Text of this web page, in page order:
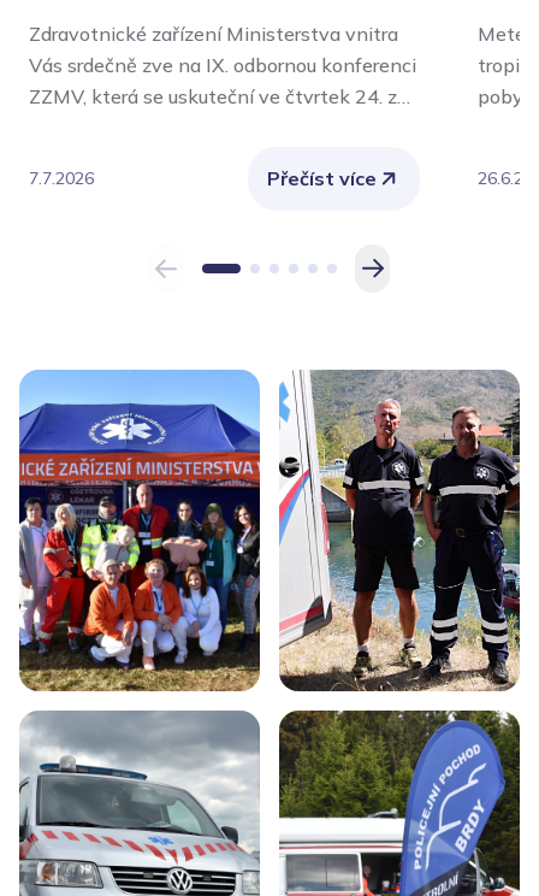
Zdravotnické zařízení Ministerstva vnitra
Vás srdečně zve na IX. odbornou konferenci
ZZMV, která se uskuteční ve čtvrtek 24. září
7.7.2026 Přečíst více